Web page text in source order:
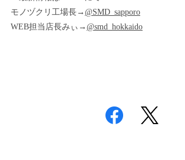
モノヅクリ工場長→ @SMD_sapporo
WEB担当店長みぃ→ @smd_hokkaido